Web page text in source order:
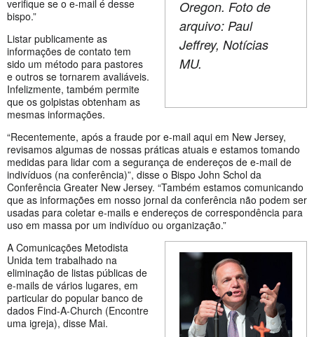
Oregon. Foto de
arquivo: Paul
Jeffrey, Notícias
MU.
verifique se o e-mail é desse
bispo.”
Listar publicamente as
informações de contato tem
sido um método para pastores
e outros se tornarem avaliáveis.
Infelizmente, também permite
que os golpistas obtenham as
mesmas informações.
“Recentemente, após a fraude por e-mail aqui em New Jersey,
revisamos algumas de nossas práticas atuais e estamos tomando
medidas para lidar com a segurança de endereços de e-mail de
indivíduos (na conferência)”, disse o Bispo John Schol da
Conferência Greater New Jersey. “Também estamos comunicando
que as informações em nosso jornal da conferência não podem ser
usadas para coletar e-mails e endereços de correspondência para
uso em massa por um indivíduo ou organização.”
A Comunicações Metodista
Unida tem trabalhado na
eliminação de listas públicas de
e-mails de vários lugares, em
particular do popular banco de
dados Find-A-Church (Encontre
uma igreja), disse Mai.